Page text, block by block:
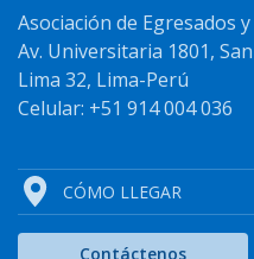
Asociación de Egresados
Av. Universitaria 1801,
Lima 32, Lima-Perú
Celular: +51 914 004 036
CÓMO LLEGAR
Contáctenos